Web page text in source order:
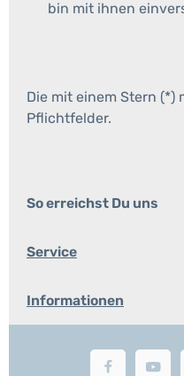
bin mit ihnen
Die mit einem Stern (*)
Pflichtfelder.
So erreichst Du uns
Service
Informationen